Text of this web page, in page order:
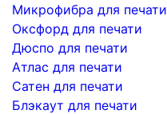
Микрофибра для печати
Оксфорд для печати
Дюспо для печати
Атлас для печати
Сатен для печати
Блэкаут для печати